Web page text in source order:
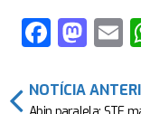
F
c
M
st
NOTÍCIA